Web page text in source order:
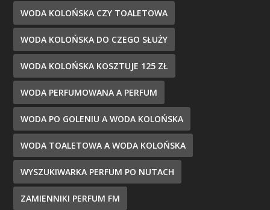
WODA KOLOŃSKA CZY TOALETOWA
WODA KOLOŃSKA DO CZEGO SŁUŻY
WODA KOLOŃSKA KOSZTUJE 125 ZŁ
WODA PERFUMOWANA A PERFUM
WODA PO GOLENIU A WODA KOLOŃSKA
WODA TOALETOWA A WODA KOLOŃSKA
WYSZUKIWARKA PERFUM PO NUTACH
ZAMIENNIKI PERFUM FM